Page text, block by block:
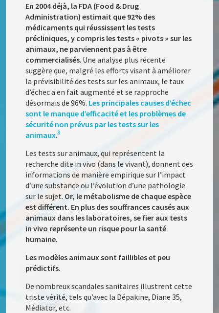
En 2004 déjà, la FDA (Food & Drug
Administration) estimait que 92% des
médicaments qui réussissent les tests
précliniques, y compris les tests « pivots » sur les
animaux, ne parviennent pas à être
commercialisés. Une analyse plus récente
suggère que, malgré les efforts visant à améliorer
la prévisibilité des tests sur les animaux, le taux
d’échec a en fait augmenté et se rapproche
désormais de 96%. Les principales causes d’échec
sont le manque d’efficacité et les problèmes de
sécurité non prévus par les tests sur les
animaux.3
Les tests sur animaux, qui représentent la
recherche dite in vivo (dans le vivant), donnent des
informations de manière empirique sur l’impact
d’une substance ou l’évolution d’une pathologie
sur le sujet. Or, le métabolisme de chaque espèce
est différent. En plus des souffrances causés aux
animaux dans les laboratoires, se fier aux tests
in vivo représente un risque pour la santé
humaine.
Les modèles animaux sont faillibles et peu
prédictifs.
De nombreux scandales sanitaires illustrent cette
triste vérité, tels qu’avec la Dépakine, Diane 35,
Médiator, etc.